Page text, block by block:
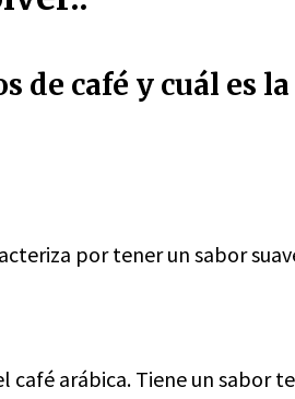
de café y cuál es la
por tener un sabor
café arábica. Tiene un sabor